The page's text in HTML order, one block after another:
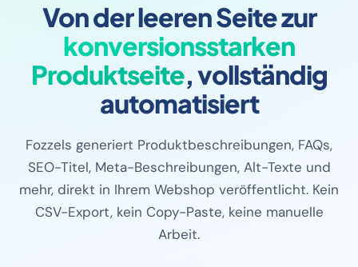
Von der leeren Seite zur
konversionsstarken
Produktseite, vollständig
automatisiert
Fozzels generiert Produktbeschreibungen, FAQs,
SEO-Titel, Meta-Beschreibungen, Alt-Texte und
mehr, direkt in Ihrem Webshop veröffentlicht. Kein
CSV-Export, kein Copy-Paste, keine manuelle
Arbeit.